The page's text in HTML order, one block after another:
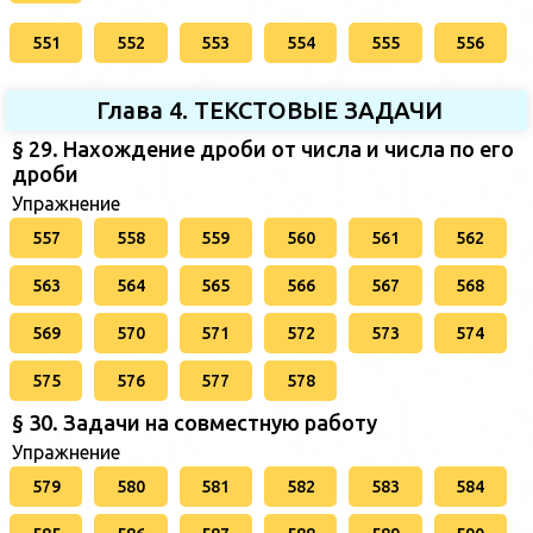
551 552 553 554 555 556
Глава 4. ТЕКСТОВЫЕ ЗАДАЧИ
§ 29. Нахождение дроби от числа и числа по его
дроби
Упражнение
557 558 559 560 561 562
563 564 565 566 567 568
569 570 571 572 573 574
575 576 577 578
§ 30. Задачи на совместную работу
Упражнение
579 580 581 582 583 584